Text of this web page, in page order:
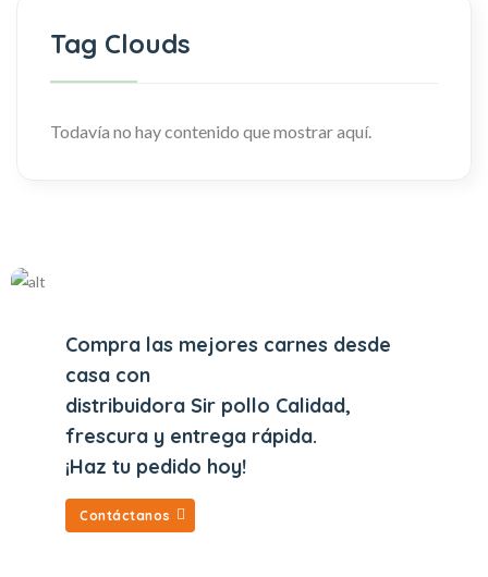
Tag Clouds
Todavía no hay contenido que mostrar aquí.
Compra las mejores carnes desde
casa con
distribuidora Sir pollo Calidad,
frescura y entrega rápida.
¡Haz tu pedido hoy!
Contáctanos